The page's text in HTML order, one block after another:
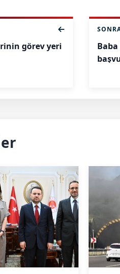
görev yeri